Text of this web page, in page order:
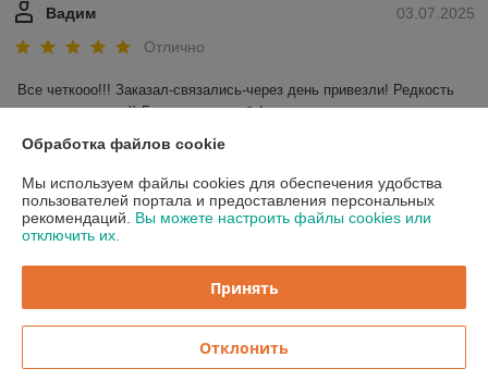
03.07.2025
Вадим
Отлично
Все четкооо!!! Заказал-связались-через день привезли! Редкость
для наших широт)) Большое спасибо!
Показать все отзывы
О нас
Доставка и оплата
Обработка файлов cookie
Мы используем файлы cookies для обеспечения удобства
пользователей портала и предоставления персональных
рекомендаций. Вы можете настроить файлы cookies или
отключить их.
Принять
Отклонить